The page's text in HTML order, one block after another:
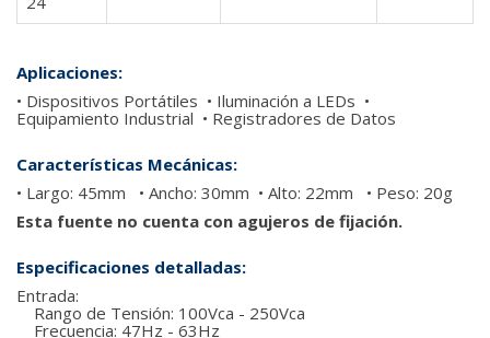
Aplicaciones:
• Dispositivos Portátiles • Iluminación a LEDs •
Equipamiento Industrial • Registradores de Datos
Características Mecánicas:
• Largo: 45mm • Ancho: 30mm • Alto: 22mm • Peso: 20g
Esta fuente no cuenta con agujeros de fijación.
Especificaciones detalladas:
Entrada:
Rango de Tensión: 100Vca - 250Vca
Frecuencia: 47Hz - 63Hz